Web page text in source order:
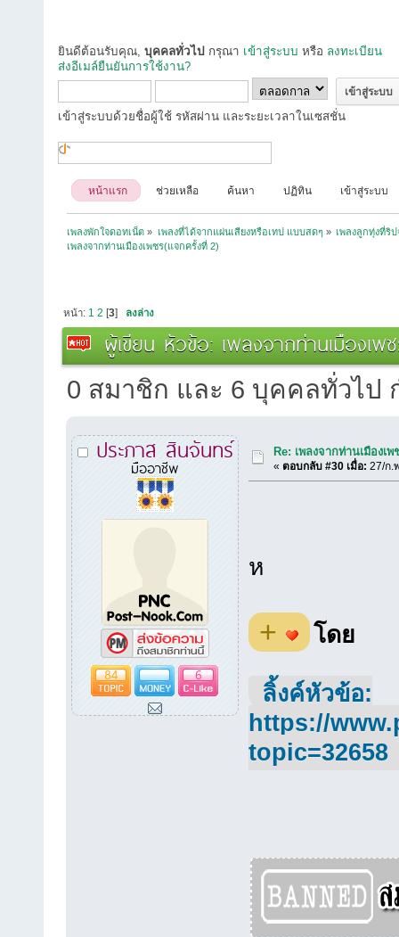
ยินดีต้อนรับคุณ, บุคคลทั่วไป กรุณา เข้าสู่ระบบ หรือ ลงทะเบียน
ส่งอีเมล์ยืนยันการใช้งาน?
เข้าสู่ระบบด้วยชื่อผู้ใช้ รหัสผ่าน และระยะเวลาในเซสชั่น
หน้าแรก ช่วยเหลือ ค้นหา ปฏิทิน เข้าสู่ระบบ
เพลงพักใจดอทเน็ต » เพลงที่ได้จากแผ่นเสียงหรือเทป แบบสดๆ » เพลงลูกทุ่งที่ริ
เพลงจากท่านเมืองเพชร(แจกครั้งที่ 2)
หน้า: 1 2 [3] ลงล่าง
ผู้เขียน หัวข้อ: เพลงจากท่านเมืองเ
0 สมาชิก และ 6 บุคคลทั่วไป
ประภาส สินจันทร์
มืออาชีพ
84 6
Re: เพลงจากท่านเมืองเ
«ตอบกลับ #30 เมื่อ: 27/ก.
ห
+ โดย
ลิ้งค์หัวข้อ:
https://
topic=32658